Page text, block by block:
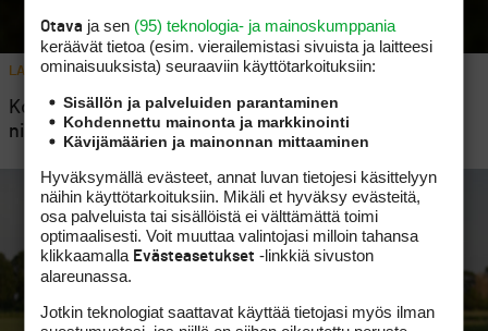
LADIES EUROPEAN TOUR 1
Komulainen paras suomalainen LET-finaalissa: ”Olen
niin helpottunut, että tämä vuosi on ohi”
Otava ja sen (95) teknologia- ja mainoskumppania
keräävät tietoa (esim. vierailemis­tasi sivuista ja laitteesi
ominaisuuk­sista) seuraaviin käyttötarkoituksiin:
Sisällön ja palveluiden parantaminen
Kohdennettu mainonta ja markkinointi
Kävijämäärien ja mainonnan mittaaminen
Hyväksymällä evästeet, annat luvan tietojesi käsittelyyn
näihin käyttötarkoituksiin. Mikäli et hyväksy evästeitä,
osa palveluista tai sisällöistä ei välttämättä toimi
optimaalisesti. Voit muuttaa valintojasi milloin tahansa
klikkaamalla Evästeasetukset -linkkiä sivuston
alareunassa.
Jotkin teknologiat saattavat käyttää tietojasi myös ilman